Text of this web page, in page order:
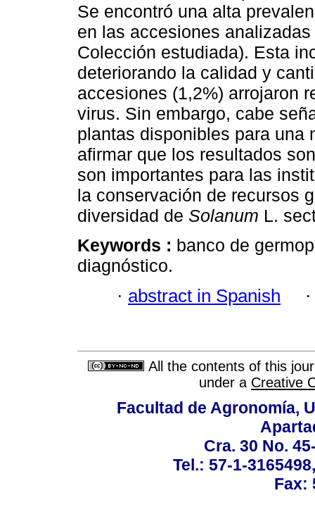
Se encontró una alta
en las accesiones
Colección estudiada). Esta
deteriorando la calidad y
accesiones (1,2%) arrojaron
virus. Sin embargo, cabe
plantas disponibles para una
afirmar que los resultados
son importantes para las
la conservación de recursos
diversidad de Solanum L.
Keywords : banco de
diagnóstico.
· abstract in Spanish
All the contents of this
under a Creative
Facultad de Agronomía,
Cra. 30 No.
Tel.: 57-1-
Fax: